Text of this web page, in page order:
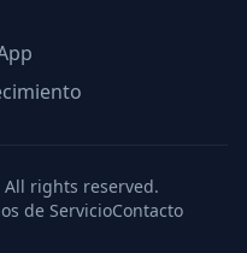
rights reserved.
de ServicioContacto